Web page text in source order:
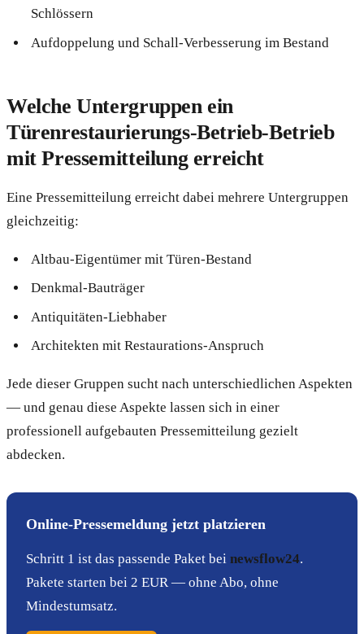
Schlössern
Aufdoppelung und Schall-Verbesserung im Bestand
Welche Untergruppen ein
Türenrestaurierungs-Betrieb-Betrieb
mit Pressemitteilung erreicht
Eine Pressemitteilung erreicht dabei mehrere Untergruppen
gleichzeitig:
Altbau-Eigentümer mit Türen-Bestand
Denkmal-Bauträger
Antiquitäten-Liebhaber
Architekten mit Restaurations-Anspruch
Jede dieser Gruppen sucht nach unterschiedlichen Aspekten
— und genau diese Aspekte lassen sich in einer
professionell aufgebauten Pressemitteilung gezielt
abdecken.
Online-Pressemeldung jetzt platzieren
Schritt 1 ist das passende Paket bei newsflow24.
Pakete starten bei 2 EUR — ohne Abo, ohne
Mindestumsatz.